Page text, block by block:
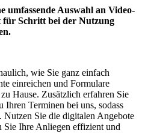
umfassende Auswahl an Video-
für Schritt bei der Nutzung
wie Sie ganz einfach
einreichen und Formulare
Hause. Zusätzlich erfahren Sie
Ihren Terminen bei uns, sodass
Nutzen Sie die digitalen Angebote
Sie Ihre Anliegen effizient und